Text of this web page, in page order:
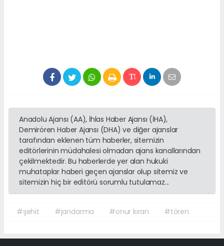
Anadolu Ajansı (AA), İhlas Haber Ajansı (İHA),
Demirören Haber Ajansı (DHA) ve diğer ajanslar
tarafından eklenen tüm haberler, sitemizin
editörlerinin müdahalesi olmadan ajans kanallarından
çekilmektedir. Bu haberlerde yer alan hukuki
muhataplar haberi geçen ajanslar olup sitemiz ve
sitemizin hiç bir editörü sorumlu tutulamaz...
#şehit #jandarma #onur kıran #tören